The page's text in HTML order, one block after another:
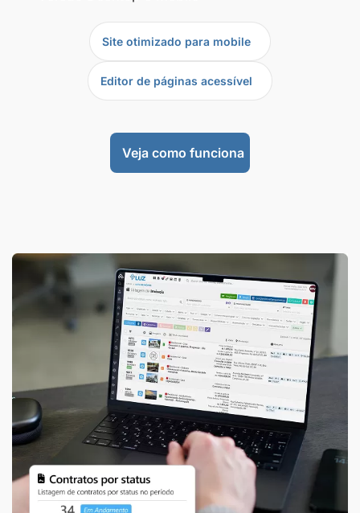
Site otimizado para mobile
Editor de páginas acessível
Veja como funciona